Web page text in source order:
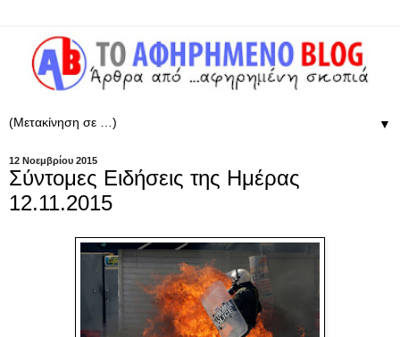
▼
12 Νοεμβρίου 2015
Σύντομες Ειδήσεις της Ημέρας
12.11.2015